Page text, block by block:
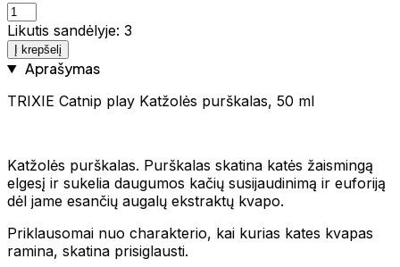
Likutis sandėlyje: 3
Į krepšelį
Aprašymas
TRIXIE Catnip play Katžolės purškalas, 50 ml
Katžolės purškalas. Purškalas skatina katės žaismingą
elgesį ir sukelia daugumos kačių susijaudinimą ir euforiją
dėl jame esančių augalų ekstraktų kvapo.
Priklausomai nuo charakterio, kai kurias kates kvapas
ramina, skatina prisiglausti.